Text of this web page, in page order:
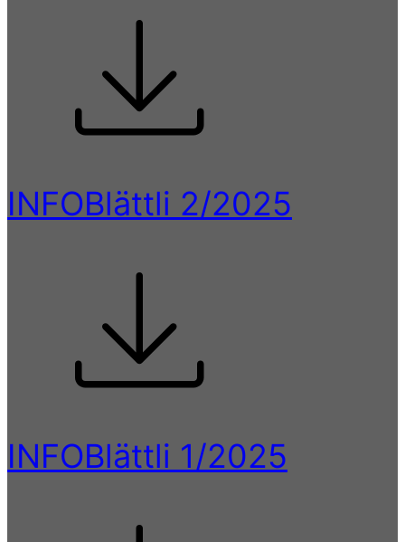
INFOBlättli 2/2025
INFOBlättli 1/2025